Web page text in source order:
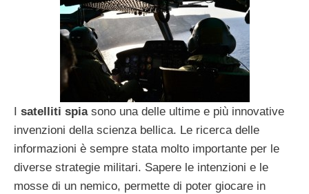
satelliti spiasono una delle ultime e più innovative
invenzioni della scienza bellica. Le ricerca delle
informazioni è sempre stata molto importante per le
diverse strategie militari. Sapere le intenzioni e le
mosse di un nemico, permette di poter giocare in